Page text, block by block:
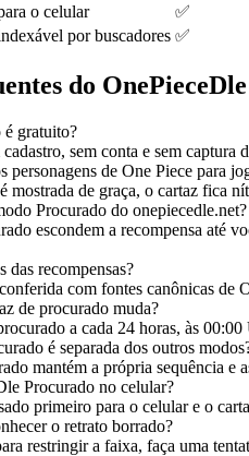
o celular
✅
por buscadores ✅
do
gratuito?
sem conta e sem
personagens de One Piece para
mostrada de graça, o cartaz fica
Procurado do onepiecedle.net?
escondem a recompensa até
das recompensas?
com fontes canônicas de
de procurado muda?
a cada 24 horas, às
é separada dos outros
mantém a própria sequência e
Procurado no celular?
primeiro para o celular e o
o retrato borrado?
restringir a faixa, faça uma